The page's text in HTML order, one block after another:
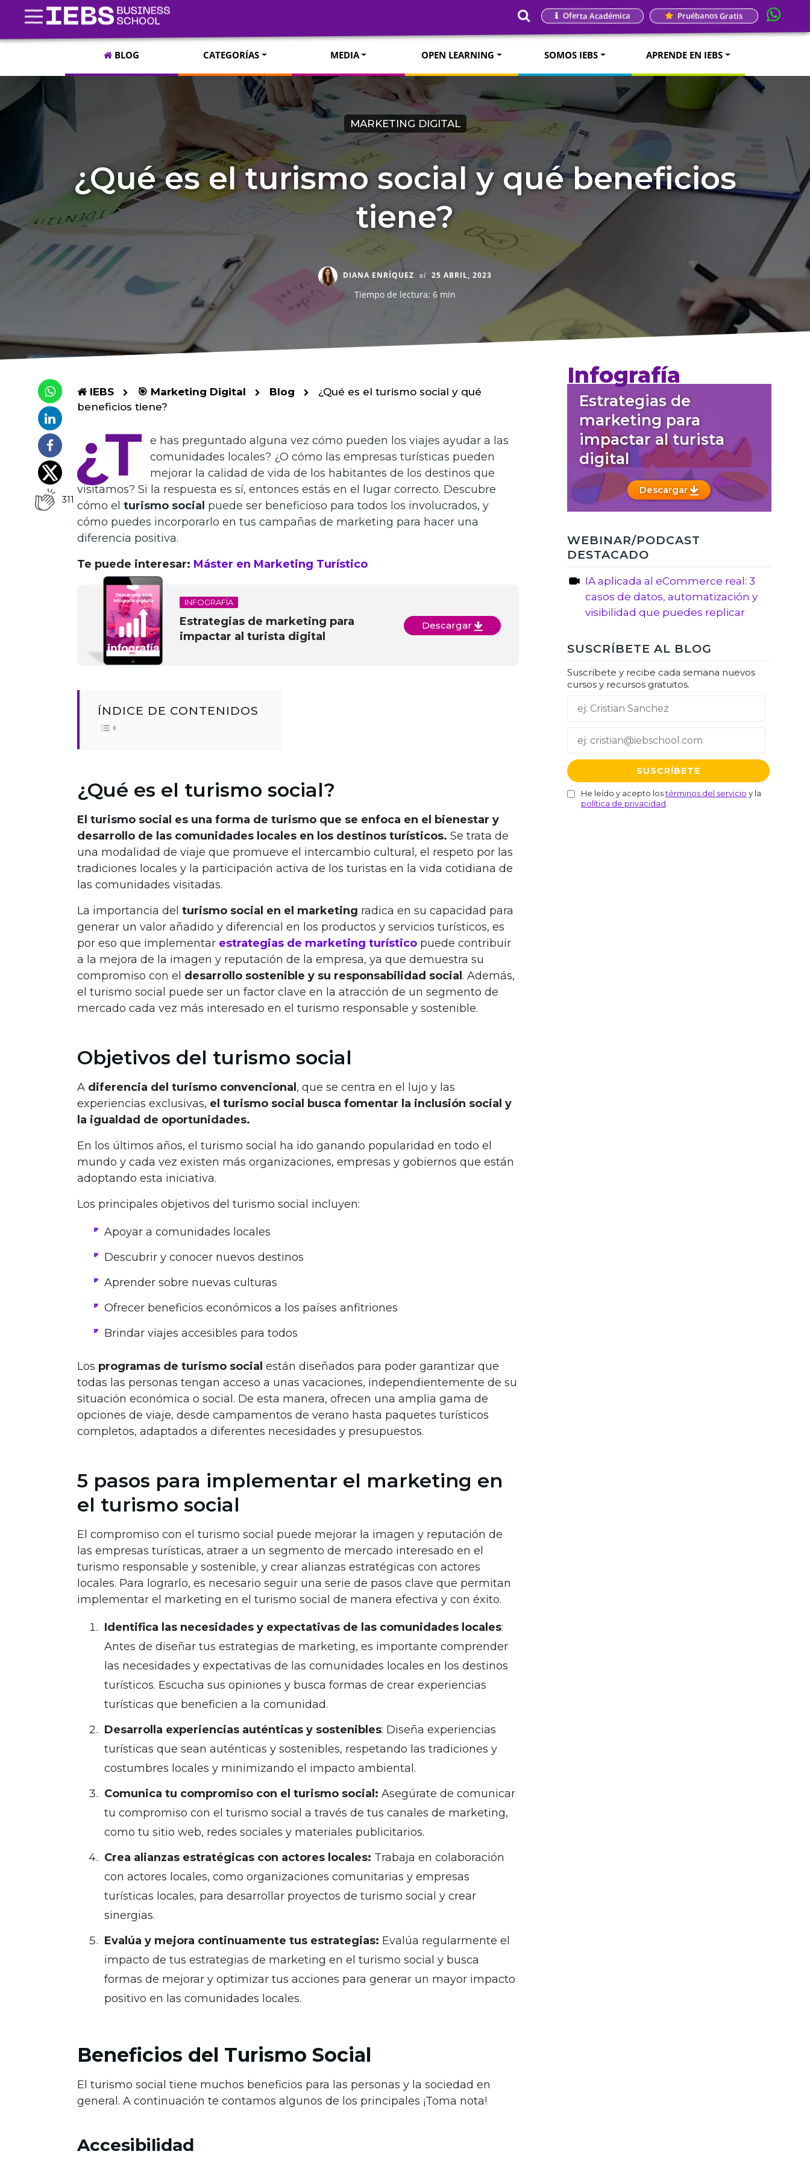
Oferta Académica Pruébanos Gratis
BLOG CATEGORÍAS MEDIA OPEN LEARNING SOMOS IEBS APRENDE EN IEBS
MARKETING DIGITAL
¿Qué es el turismo social y qué beneficios
tiene?
DIANA ENRÍQUEZ el 25 ABRIL, 2023
Tiempo de lectura: 6 min
311
IEBS 🎯 Marketing Digital Blog
¿Qué es el turismo social y qué
beneficios tiene?
¿T
e has preguntado alguna vez cómo pueden los viajes ayudar a las
comunidades locales? ¿O cómo las empresas turísticas pueden
mejorar la calidad de vida de los habitantes de los destinos que
visitamos? Si la respuesta es sí, entonces estás en el lugar correcto. Descubre
cómo el turismo social puede ser beneficioso para todos los involucrados, y
cómo puedes incorporarlo en tus campañas de marketing para hacer una
diferencia positiva.
Te puede interesar: Máster en Marketing Turístico
INFOGRAFÍA
Estrategias de marketing para
impactar al turista digital
Descargar
ÍNDICE DE CONTENIDOS
¿Qué es el turismo social?
El turismo social es una forma de turismo que se enfoca en el bienestar y
desarrollo de las comunidades locales en los destinos turísticos. Se trata de
una modalidad de viaje que promueve el intercambio cultural, el respeto por las
tradiciones locales y la participación activa de los turistas en la vida cotidiana de
las comunidades visitadas.
La importancia del turismo social en el marketing radica en su capacidad para
generar un valor añadido y diferencial en los productos y servicios turísticos, es
por eso que implementar estrategias de marketing turístico puede contribuir
a la mejora de la imagen y reputación de la empresa, ya que demuestra su
compromiso con el desarrollo sostenible y su responsabilidad social . Además,
el turismo social puede ser un factor clave en la atracción de un segmento de
mercado cada vez más interesado en el turismo responsable y sostenible.
Objetivos del turismo social
A diferencia del turismo convencional , que se centra en el lujo y las
experiencias exclusivas, el turismo social busca fomentar la inclusión social y
la igualdad de oportunidades.
En los últimos años, el turismo social ha ido ganando popularidad en todo el
mundo y cada vez existen más organizaciones, empresas y gobiernos que están
adoptando esta iniciativa.
Los principales objetivos del turismo social incluyen:
Apoyar a comunidades locales
Descubrir y conocer nuevos destinos
Aprender sobre nuevas culturas
Ofrecer beneficios económicos a los países anfitriones
Brindar viajes accesibles para todos
Los programas de turismo social están diseñados para poder garantizar que
todas las personas tengan acceso a unas vacaciones, independientemente de su
situación económica o social. De esta manera, ofrecen una amplia gama de
opciones de viaje, desde campamentos de verano hasta paquetes turísticos
completos, adaptados a diferentes necesidades y presupuestos.
5 pasos para implementar el marketing en
el turismo social
El compromiso con el turismo social puede mejorar la imagen y reputación de
las empresas turísticas, atraer a un segmento de mercado interesado en el
turismo responsable y sostenible, y crear alianzas estratégicas con actores
locales. Para lograrlo, es necesario seguir una serie de pasos clave que permitan
implementar el marketing en el turismo social de manera efectiva y con éxito.
Identifica las necesidades y expectativas de las comunidades locales:
Antes de diseñar tus estrategias de marketing, es importante comprender
las necesidades y expectativas de las comunidades locales en los destinos
turísticos. Escucha sus opiniones y busca formas de crear experiencias
turísticas que beneficien a la comunidad.
Desarrolla experiencias auténticas y sostenibles: Diseña experiencias
turísticas que sean auténticas y sostenibles, respetando las tradiciones y
costumbres locales y minimizando el impacto ambiental.
Comunica tu compromiso con el turismo social: Asegúrate de comunicar
tu compromiso con el turismo social a través de tus canales de marketing,
como tu sitio web, redes sociales y materiales publicitarios.
Crea alianzas estratégicas con actores locales: Trabaja en colaboración
con actores locales, como organizaciones comunitarias y empresas
turísticas locales, para desarrollar proyectos de turismo social y crear
sinergias.
Evalúa y mejora continuamente tus estrategias: Evalúa regularmente el
impacto de tus estrategias de marketing en el turismo social y busca
formas de mejorar y optimizar tus acciones para generar un mayor impacto
positivo en las comunidades locales.
Beneficios del Turismo Social
El turismo social tiene muchos beneficios para las personas y la sociedad en
general. A continuación te contamos algunos de los principales ¡Toma nota!
Accesibilidad
Infografía
Estrategias de
marketing para
impactar al turista
digital
Descargar
WEBINAR/PODCAST
DESTACADO
IA aplicada al eCommerce real: 3
casos de datos, automatización y
visibilidad que puedes replicar
SUSCRÍBETE AL BLOG
Suscríbete y recibe cada semana nuevos
cursos y recursos gratuitos.
He leído y acepto lostérminos del servicio y la
política de privacidad